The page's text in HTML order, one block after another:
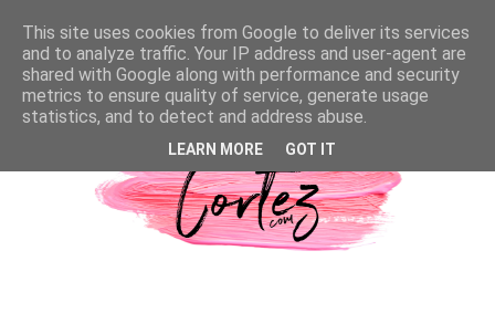
This site uses cookies from Google to deliver its services
and to analyze traffic. Your IP address and user-agent are
shared with Google along with performance and security
metrics to ensure quality of service, generate usage
statistics, and to detect and address abuse.
LEARN MORE GOT IT